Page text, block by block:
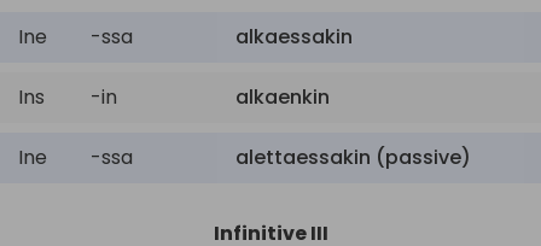
Ine -ssa alkaessakin
Ins -in alkaenkin
Ine -ssa alettaessakin (passive)
Infinitive III